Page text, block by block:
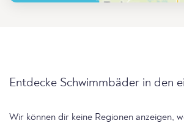
Entdecke Schwimmbäder in den
Wir können dir keine Regionen anzeigen,